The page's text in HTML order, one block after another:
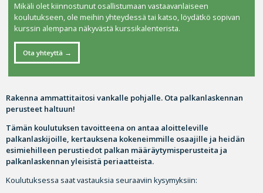
Rakenna ammattitaitosi vankalle pohjalle. Ota palkanlaskennan
perusteet haltuun!
Tämän koulutuksen tavoitteena on antaa aloitteleville
palkanlaskijoille, kertauksena kokeneimmille osaajille ja heidän
esimiehilleen perustiedot palkan määräytymisperusteita ja
palkanlaskennan yleisistä periaatteista.
Koulutuksessa saat vastauksia seuraaviin kysymyksiin:
Mikäli olet kiinnostunut osallistumaan vastaavanlaiseen
koulutukseen, ole meihin yhteydessä tai katso, löydätkö sopivan
kurssin alempana näkyvästä kurssikalenterista.
Ota yhteyttä